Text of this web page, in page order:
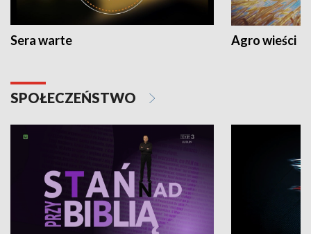
Sera warte Agro wieści
SPOŁECZEŃSTWO